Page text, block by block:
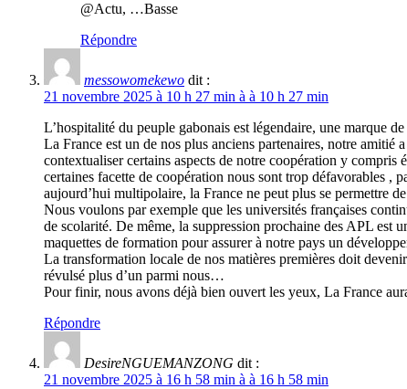
@Actu, …Basse
Répondre
messowomekewo dit :
21 novembre 2025 à 10 h 27 min à à 10 h 27 min
L’hospitalité du peuple gabonais est légendaire, une marque
La France est un de nos plus anciens partenaires, notre amitié
contextualiser certains aspects de notre coopération y compris
certaines facette de coopération nous sont trop défavorables ,
aujourd’hui multipolaire, la France ne peut plus se permettre
Nous voulons par exemple que les universités françaises
de scolarité. De même, la suppression prochaine des APL est
maquettes de formation pour assurer à notre pays un
La transformation locale de nos matières premières doit
révulsé plus d’un parmi nous…
Pour finir, nous avons déjà bien ouvert les yeux, La France
Répondre
DesireNGUEMANZONG dit :
21 novembre 2025 à 16 h 58 min à à 16 h 58 min